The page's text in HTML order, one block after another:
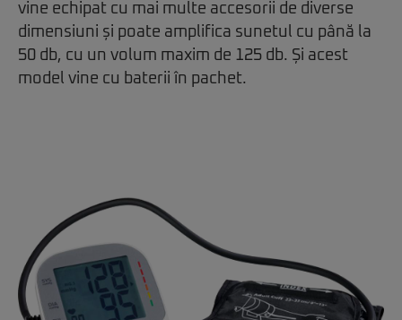
vine echipat cu mai multe accesorii de diverse
dimensiuni și poate amplifica sunetul cu până la
50 db, cu un volum maxim de 125 db. Și acest
model vine cu baterii în pachet.